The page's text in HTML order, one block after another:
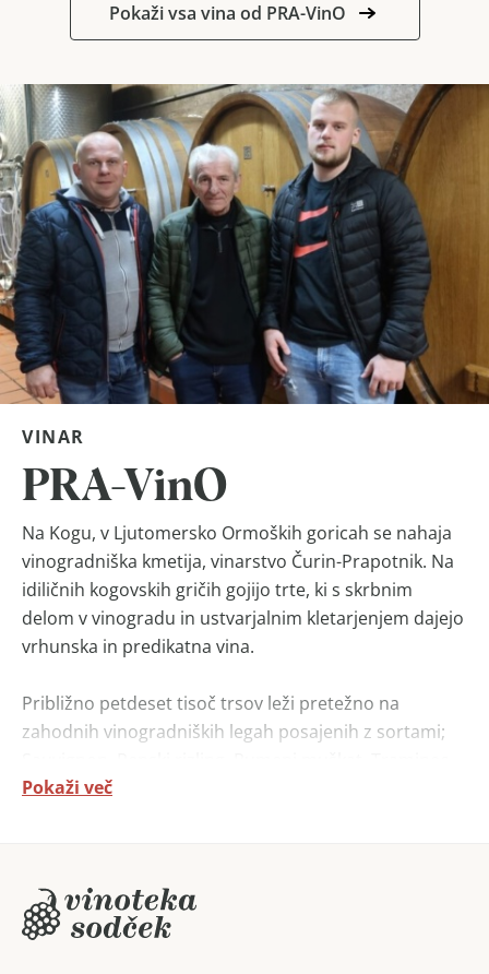
VINAR
PRA-VinO
Na Kogu, v Ljutomersko Ormoških goricah se nahaja
vinogradniška kmetija, vinarstvo Čurin-Prapotnik. Na
idiličnih kogovskih gričih gojijo trte, ki s skrbnim
delom v vinogradu in ustvarjalnim kletarjenjem dajejo
vrhunska in predikatna vina.
Približno petdeset tisoč trsov leži pretežno na
zahodnih vinogradniških legah posajenih z sortami;
Šipon, Modri pinot, Laški rizling in Chardonnay.
Pokaži več
Pokaži vsa vina od PRA-VinO